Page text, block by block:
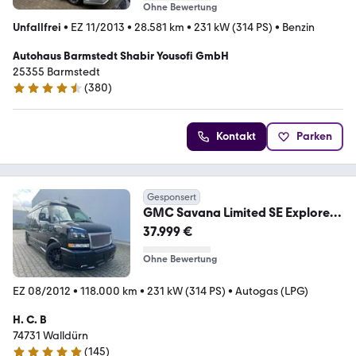
Ohne Bewertung
Unfallfrei • EZ 11/2013 • 28.581 km • 231 kW (314 PS) • Benzin
Autohaus Barmstedt Shabir Yousofi GmbH
25355 Barmstedt
4.5 Sterne
(380)
Kontakt Parken
Gesponsert
GMC Savana Limited SE Explorer
5,3 LPG GAS Luxus VIP
37.999 €
Ohne Bewertung
EZ 08/2012 • 118.000 km • 231 kW (314 PS) • Autogas (LPG)
H. C. B
74731 Walldürn
(145)